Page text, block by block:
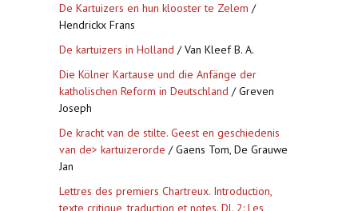
De Kartuizers en hun klooster te Zelem /
Hendrickx Frans
De kartuizers in Holland / Van Kleef B. A.
Die Kölner Kartause und die Anfänge der
katholischen Reform in Deutschland / Greven
Joseph
De kracht van de stilte. Geest en geschiedenis
van de> kartuizerorde / Gaens Tom, De Grauwe
Jan
Lettres des premiers Chartreux. Introduction,
texte critique, traduction et notes. Dl. 2: Les